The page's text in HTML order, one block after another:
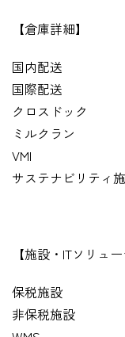
【倉庫詳細】
国内配送
国際配送
クロスドック
ミルクラン
VMI
サステナビリティ
【施設・ITソリュー
保税施設
非保税施設